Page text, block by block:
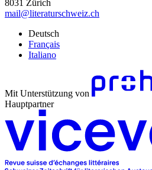
8031 Zürich
mail@literaturschweiz.ch
Deutsch
Français
Italiano
Mit Unterstützung von
Hauptpartner